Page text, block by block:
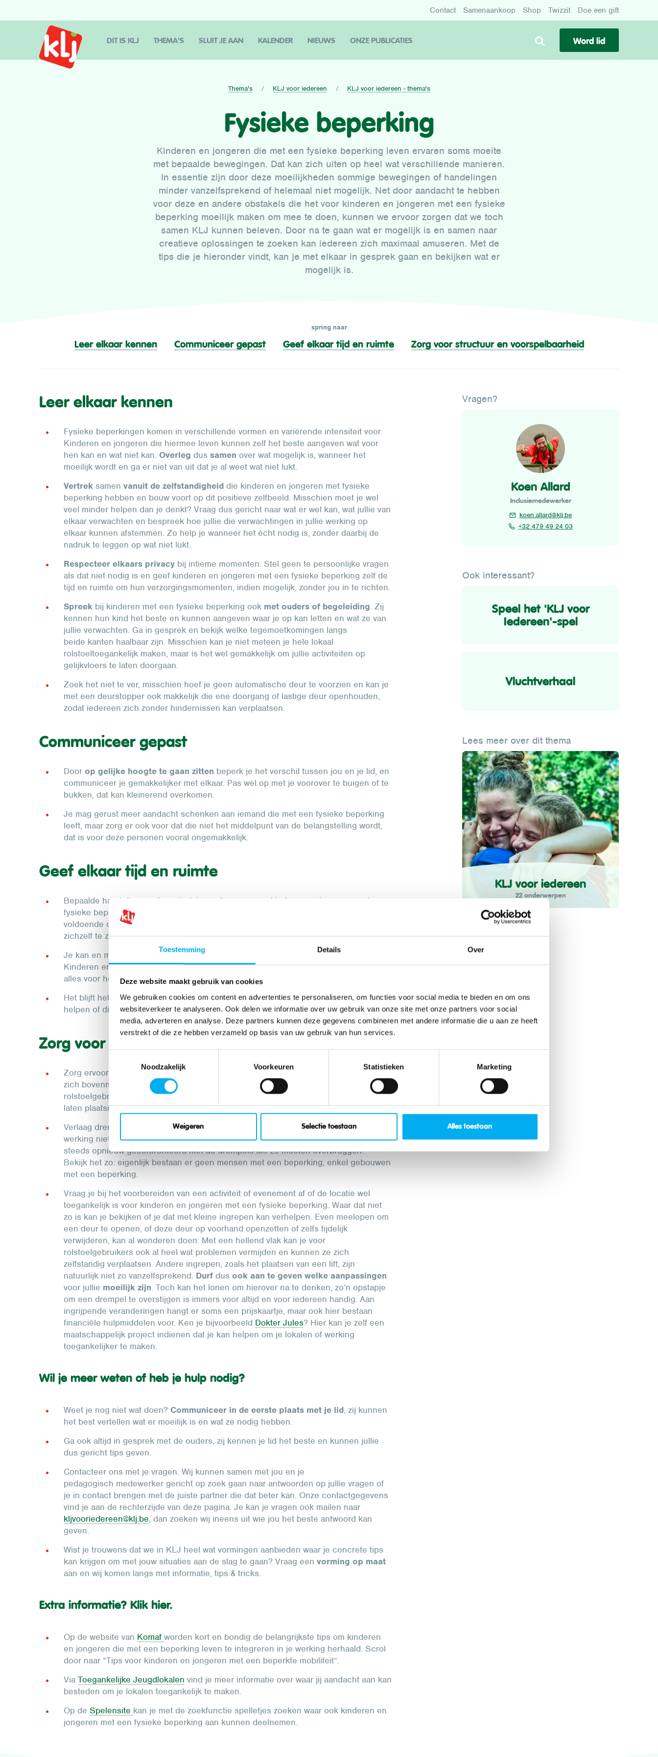
Toestemming Details Over
Deze website maakt gebruik van cookies
We gebruiken cookies om content en advertenties te personaliseren, om functies voor social media te bieden en om ons
websiteverkeer te analyseren. Ook delen we informatie over uw gebruik van onze site met onze partners voor social
media, adverteren en analyse. Deze partners kunnen deze gegevens combineren met andere informatie die u aan ze heeft
verstrekt of die ze hebben verzameld op basis van uw gebruik van hun services.
Noodzakelijk
Voorkeuren Statistieken Marketing
Weigeren Selectie toestaan Alles toestaan
Contact Samenaankoop Shop Twizzit Doe een gift
DIT IS KLJ THEMA'S SLUIT JE AAN KALENDER NIEUWS ONZE PUBLICATIES Word lid
Thema's KLJ voor iedereen KLJ voor iedereen - thema's
Fysieke beperking
Kinderen en jongeren die met een fysieke beperking leven ervaren soms moeite
met bepaalde bewegingen. Dat kan zich uiten op heel wat verschillende manieren.
In essentie zijn door deze moeilijkheden sommige bewegingen of handelingen
minder vanzelfsprekend of helemaal niet mogelijk. Net door aandacht te hebben
voor deze en andere obstakels die het voor kinderen en jongeren met een fysieke
beperking moeilijk maken om mee te doen, kunnen we ervoor zorgen dat we toch
samen KLJ kunnen beleven. Door na te gaan wat er mogelijk is en samen naar
creatieve oplossingen te zoeken kan iedereen zich maximaal amuseren. Met de
tips die je hieronder vindt, kan je met elkaar in gesprek gaan en bekijken wat er
mogelijk is.
spring naar
Leer elkaar kennen Communiceer gepast Geef elkaar tijd en ruimte Zorg voor structuur en voorspelbaarheid
Leer elkaar kennen
Fysieke beperkingen komen in verschillende vormen en variërende intensiteit voor.
Kinderen en jongeren die hiermee leven kunnen zelf het beste aangeven wat voor
hen kan en wat niet kan. Overleg dus samen over wat mogelijk is, wanneer het
moeilijk wordt en ga er niet van uit dat je al weet wat niet lukt.
Vertrek samen vanuit de zelfstandigheid die kinderen en jongeren met fysieke
beperking hebben en bouw voort op dit positieve zelfbeeld. Misschien moet je wel
veel minder helpen dan je denkt? Vraag dus gericht naar wat er wel kan, wat jullie van
elkaar verwachten en bespreek hoe jullie die verwachtingen in jullie werking op
elkaar kunnen afstemmen. Zo help je wanneer het écht nodig is, zonder daarbij de
nadruk te leggen op wat niet lukt.
Respecteer elkaars privacy bij intieme momenten. Stel geen te persoonlijke vragen
als dat niet nodig is en geef kinderen en jongeren met een fysieke beperking zelf de
tijd en ruimte om hun verzorgingsmomenten, indien mogelijk, zonder jou in te richten.
Spreek bij kinderen met een fysieke beperking ook met ouders of begeleiding. Zij
kennen hun kind het beste en kunnen aangeven waar je op kan letten en wat ze van
jullie verwachten. Ga in gesprek en bekijk welke tegemoetkomingen langs
beide kanten haalbaar zijn. Misschien kan je niet meteen je hele lokaal
rolstoeltoegankelijk maken, maar is het wel gemakkelijk om jullie activiteiten op
gelijkvloers te laten doorgaan.
Zoek het niet te ver, misschien hoef je geen automatische deur te voorzien en kan je
met een deurstopper ook makkelijk die ene doorgang of lastige deur openhouden,
zodat iedereen zich zonder hindernissen kan verplaatsen.
Communiceer gepast
Door op gelijke hoogte te gaan zitten beperk je het verschil tussen jou en je lid, en
communiceer je gemakkelijker met elkaar. Pas wel op met je voorover te buigen of te
bukken, dat kan kleinerend overkomen.
Je mag gerust meer aandacht schenken aan iemand die met een fysieke beperking
leeft, maar zorg er ook voor dat die niet het middelpunt van de belangstelling wordt,
dat is voor deze personen vooral ongemakkelijk.
Geef elkaar tijd en ruimte
Bepaalde handelingen of verplaatsingen kunnen voor kinderen en jongeren met een
fysieke beperking soms wat langer duren of meer moeite kosten. Vaak is het al
voldoende om wat
zichzelf te zijn en als een gelijke op eigen kracht aan jullie activiteit deel te nemen.
Je kan en mag altijd hulp aanbieden, maar
niet overbehulpzaam
Kinderen en jongeren met een fysieke beperking vinden het niet fijn als jij ineens
alles voor hen wilt doen, want dat komt over alsof ze zelf maar weinig kunnen.
Het blijft het gemakkelijkste om altijdtoestemmingte vragen als je iemand wilt
helpen of diens hulpmiddelen aanraakt.
Zorg voor structuur en voorspelbaarheid
Zorg ervoor dat het nodige spelmateriaal binnen handbereik
ligt, zo hoeft niemand
zich bovenmatig in te spannen om ergens aan te geraken. Je kan bijvoorbeeld voor
rolstoelgebruikers bij kringspelen waar je normaal gezien op de grond zit, iedereen
laten plaatsnemen op een stoel, dan is iedereen weer gelijk.
Verlaag drempels in je werking, dit mag je zelfs best letterlijk nemen. Als je lokaal of
werking niet toegankelijk is, worden kinderen of jongeren met een fysieke beperking
steeds opnieuw geconfronteerd met de drempels die ze moeten overbruggen.
Bekijk het zo: eigenlijk bestaan er geen mensen met een beperking, enkel gebouwen
met een beperking.
Vraag je bij het voorbereiden van een activiteit of evenement af of de locatie wel
toegankelijk is voor kinderen en jongeren met een fysieke beperking. Waar dat niet
zo is kan je bekijken of je dat met kleine ingrepen kan verhelpen. Even meelopen om
een deur te openen, of deze deur op voorhand openzetten of zelfs tijdelijk
verwijderen, kan al wonderen doen. Met een hellend vlak kan je voor
rolstoelgebruikers ook al heel wat problemen vermijden en kunnen ze zich
zelfstandig verplaatsen. Andere ingrepen, zoals het plaatsen van een lift, zijn
natuurlijk niet zo vanzelfsprekend. Durf dus ook aan te geven welke aanpassingen
voor jullie moeilijk zijn. Toch kan het lonen om hierover na te denken, zo’n opstapje
om een drempel te overstijgen is immers voor altijd en voor iedereen handig. Aan
ingrijpende veranderingen hangt er soms een prijskaartje, maar ook hier bestaan
financiële hulpmiddelen voor. Ken je bijvoorbeeld Dokter Jules? Hier kan je zelf een
maatschappelijk project indienen dat je kan helpen om je lokalen of werking
toegankelijker te maken.
Wil je meer weten of heb je hulp nodig?
Weet je nog niet wat doen? Communiceer in de eerste plaats met je lid, zij kunnen
het best vertellen wat er moeilijk is en wat ze nodig hebben.
Ga ook altijd in gesprek met de ouders, zij kennen je lid het beste en kunnen jullie
dus gericht tips geven.
Contacteer ons met je vragen. Wij kunnen samen met jou en je
pedagogisch medewerker gericht op zoek gaan naar antwoorden op jullie vragen of
je in contact brengen met de juiste partner die dat beter kan. Onze contactgegevens
vind je aan de rechterzijde van deze pagina. Je kan je vragen ook mailen naar
kljvooriedereen@klj.be, dan zoeken wij ineens uit wie jou het beste antwoord kan
geven.
Wist je trouwens dat we in KLJ heel wat vormingen aanbieden waar je concrete tips
kan krijgen om met jouw situaties aan de slag te gaan? Vraag een vorming op maat
aan en wij komen langs met informatie, tips & tricks.
Extra informatie? Klik hier.
Op de website van Komaf worden kort en bondig de belangrijkste tips om kinderen
en jongeren die met een beperking leven te integreren in je werking herhaald. Scrol
door naar “Tips voor kinderen en jongeren met een beperkte mobiliteit”.
Via Toegankelijke Jeugdlokalen vind je meer informatie over waar jij aandacht aan kan
besteden om je lokalen toegankelijk te maken.
Op de Spelensite kan je met de zoekfunctie spelletjes zoeken waar ook kinderen en
jongeren met een fysieke beperking aan kunnen deelnemen.
Vragen?
Koen Allard
Inclusiemedewerker
koen.allard@klj.be
+32 479 49 24 03
Ook interessant?
Speel het 'KLJ voor
Iedereen'-spel
Vluchtverhaal
Lees meer over dit thema
KLJ voor iedereen
22 onderwerpen